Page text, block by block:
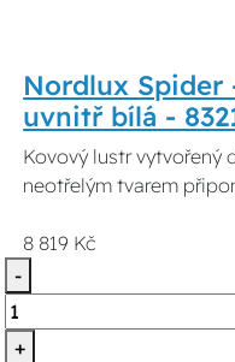
Nordlux Spider
uvnitř bílá -
Kovový lustr vytvořený
neotřelým tvarem
8 819 Kč
-
+